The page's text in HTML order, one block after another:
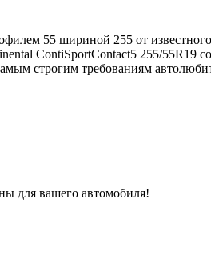
55 шириной 255 от
ContiSportContact5 255/55R19
строгим требованиям
для вашего автомобиля!